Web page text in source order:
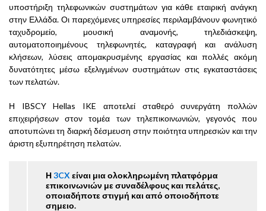
υποστήριξη τηλεφωνικών συστημάτων για κάθε εταιρική ανάγκη
στην Ελλάδα. Οι παρεχόμενες υπηρεσίες περιλαμβάνουν φωνητικό
ταχυδρομείο, μουσική αναμονής, τηλεδιάσκεψη,
αυτοματοποιημένους τηλεφωνητές, καταγραφή και ανάλυση
κλήσεων, λύσεις απομακρυσμένης εργασίας και πολλές ακόμη
δυνατότητες μέσω εξελιγμένων συστημάτων στις εγκαταστάσεις
των πελατών.
Η IBSCY Hellas IKE αποτελεί σταθερό συνεργάτη πολλών
επιχειρήσεων στον τομέα των τηλεπικοινωνιών, γεγονός που
αποτυπώνει τη διαρκή δέσμευση στην ποιότητα υπηρεσιών και την
άριστη εξυπηρέτηση πελατών.
Η3CX είναι μια ολοκληρωμένη πλατφόρμα
επικοινωνιών με συναδέλφους και πελάτες,
οποιαδήποτε στιγμή και από οποιοδήποτε
σημειο.